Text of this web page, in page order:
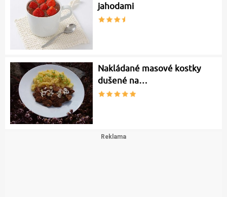
jahodami
Nakládané masové kostky
dušené na…